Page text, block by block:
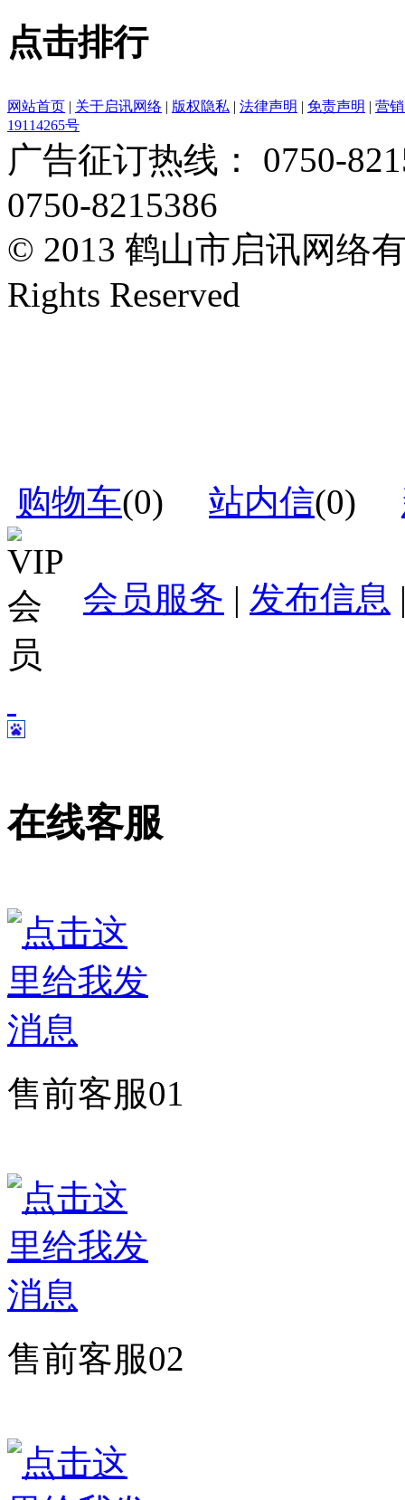
点击排行
网站首页 | 关于启讯网络 | 版权隐私 | 法律声明 | 免责声明 | 营
19114265号
广告征订热线： 0750-
0750-8215386
© 2013 鹤山市启讯网络
Rights Reserved
购物车(0) 站内信(0)
会员服务 | 发布信息
在线客服
售前客服01
售前客服02